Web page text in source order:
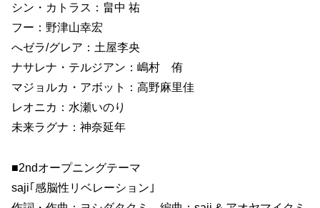
シン・カトラス：畠中 祐
フー：野津山幸宏
へゼラ/グレア：土屋李央
ナサレナ・テルジアン：嶋村 侑
マジョルカ・アボット：高野麻里佳
レオニカ：水瀬いのり
未来ラグナ：神奈延年
■2ndオープニングテーマ
saji｢感脳性リベレーション｣